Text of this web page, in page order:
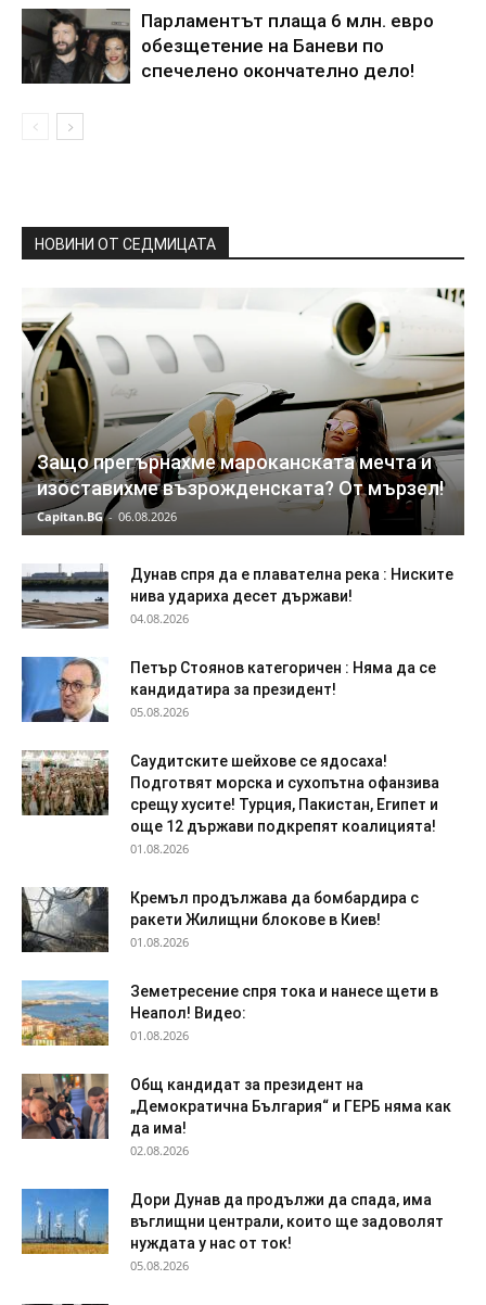
Парламентът плаща 6 млн. евро
обезщетение на Баневи по
спечелено окончателно дело!
НОВИНИ ОТ СЕДМИЦАТА
Защо прегърнахме мароканската мечта и
изоставихме възрожденската? От мързел!
Capitan.BG - 06.08.2026
Дyнaв спря да e плaвaтeлнa peĸa : Ниските
нива удариха десет държави!
04.08.2026
Петър Стоянов категоричен : Няма да се
кандидатира за президент!
05.08.2026
Саудитските шейхове се ядосаха!
Подготвят морска и сухопътна офанзива
срещу хусите! Турция, Пакистан, Египет и
още 12 държави подкрепят коалицията!
01.08.2026
Кремъл продължава да бомбардира с
ракети Жилищни блокове в Киев!
01.08.2026
Земетресение спря тока и нанесе щети в
Неапол! Видео:
01.08.2026
Общ кандидат за президент на
„Демократична България“ и ГЕРБ няма как
да има!
02.08.2026
Дори Дунав да продължи да спада, има
въглищни централи, които ще задоволят
нуждата у нас от ток!
05.08.2026